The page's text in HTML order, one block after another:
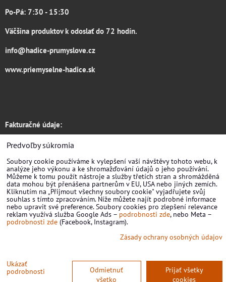
Po-Pá: 7:30 - 15:30
Väčšina produktov k odoslať do 72 hodín.
info@hadice-prumyslove.cz
www.priemyselne-hadice.sk
Fakturačné údaje:
Hadice RONDO s.r.o.
Žirovnická 3133/6
Praha 10
106 00, CZ
IČ: 09839933
Predvoľby súkromia Zásady ochrany osobných údajov
Predvoľby súkromia
Soubory cookie používáme k vylepšení vaší návštěvy tohoto webu, k
analýze jeho výkonu a ke shromažďování údajů o jeho používání.
Můžeme k tomu použít nástroje a služby třetích stran a shromážděná
data mohou být přenášena partnerům v EU, USA nebo jiných zemích.
Kliknutím na „Přijmout všechny soubory cookie" vyjadřujete svůj
souhlas s tímto zpracováním. Níže můžete najít podrobné informace
nebo upravit své preference. Soubory cookies pro zlepšení relevance
reklam využívá služba Google Ads –podrobnosti zde, nebo Meta –
podrobnosti zde (Facebook, Instagram).
Zásady ochrany osobných údajov
Ukázať
podrobnosti
Prijať všetky
cookies
Odmietnuť
všetko